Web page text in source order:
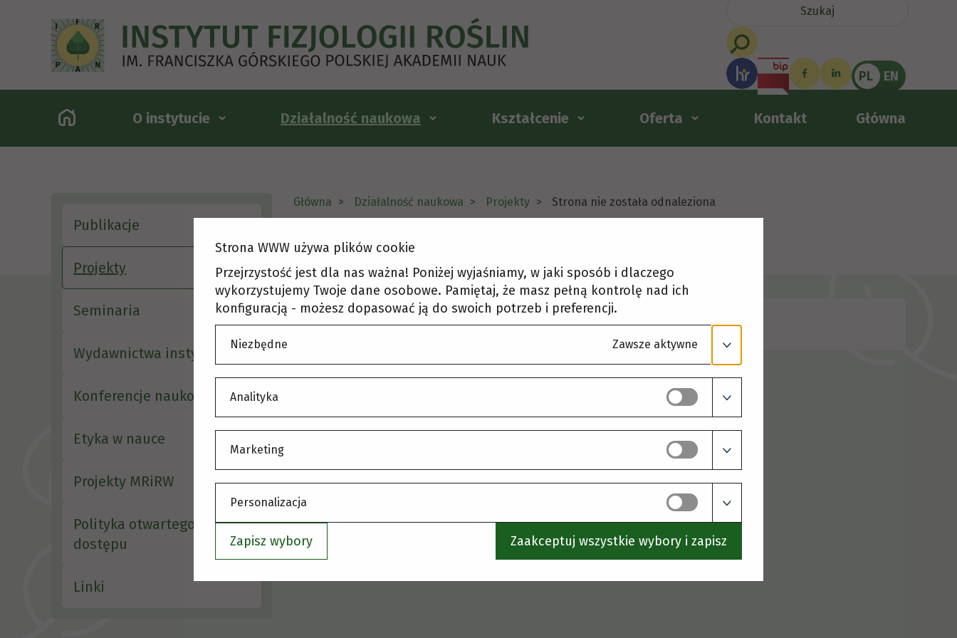
PL EN
O instytucie Działalność naukowa Kształcenie Oferta Kontakt Główna
Publikacje
Projekty
Seminaria
Wydawnictwa instytutu
Konferencje naukowe
Etyka w nauce
Projekty MRiRW
Polityka otwartego
dostępu
Linki
Główna Działalność naukowa Projekty Strona nie została odnaleziona
Strona nie została odnaleziona
Skorzystaj z menu, aby wybrać inną stronę.
Strona WWW używa plików cookie
Przejrzystość jest dla nas ważna! Poniżej wyjaśniamy, w jaki sposób i dlaczego
wykorzystujemy Twoje dane osobowe. Pamiętaj, że masz pełną kontrolę nad ich
konfiguracją - możesz dopasować ją do swoich potrzeb i preferencji.
Niezbędne Zawsze aktywne
Analityka
Marketing
Personalizacja
Zapisz wybory Zaakceptuj wszystkie wybory i zapisz